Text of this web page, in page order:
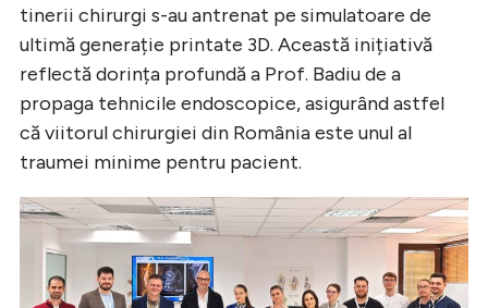
tinerii chirurgi s-au antrenat pe simulatoare de
ultimă generație printate 3D. Această inițiativă
reflectă dorința profundă a Prof. Badiu de a
propaga tehnicile endoscopice, asigurând astfel
că viitorul chirurgiei din România este unul al
traumei minime pentru pacient.